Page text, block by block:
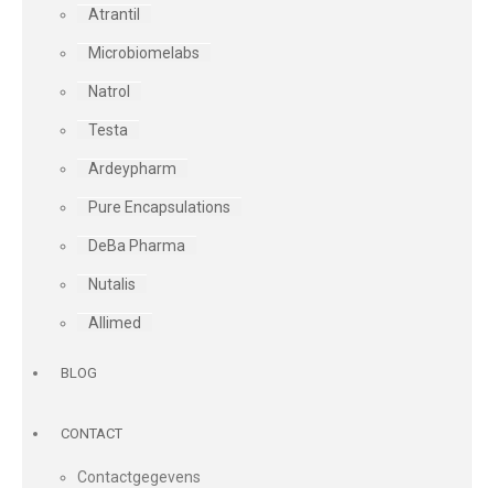
Atrantil
Microbiomelabs
Natrol
Testa
Ardeypharm
Pure Encapsulations
DeBa Pharma
Nutalis
Allimed
BLOG
CONTACT
Contactgegevens